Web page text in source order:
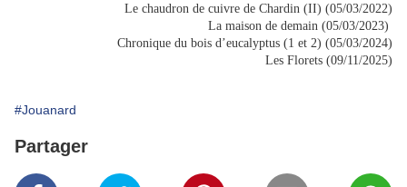
Le chaudron de cuivre de Chardin (II) (05/03/2022)
La maison de demain (05/03/2023)
Chronique du bois d’eucalyptus (1 et 2) (05/03/2024)
Les Florets (09/11/2025)
#Jouanard
Partager